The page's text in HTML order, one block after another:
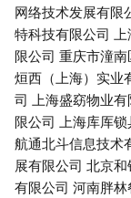
网络技术发展有限
特科技有限公司
限公司 重庆市潼
烜西（上海）实业
司 上海盛窈物业
限公司 上海库厍
航通北斗信息技术
展有限公司 北京
有限公司 河南胖